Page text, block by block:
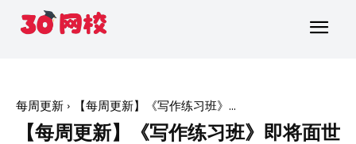
每周更新 【每周更新】《写作练习班》...
【每周更新】《写作练习班》即将面世